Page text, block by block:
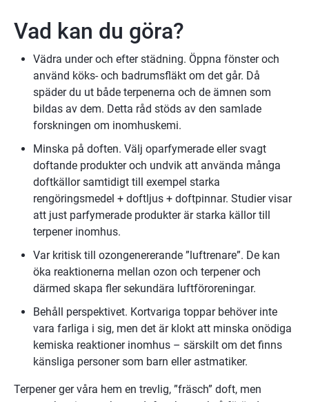
Vad kan du göra?
Vädra under och efter städning. Öppna fönster och
använd köks- och badrumsfläkt om det går. Då
späder du ut både terpenerna och de ämnen som
bildas av dem. Detta råd stöds av den samlade
forskningen om inomhuskemi.
Minska på doften. Välj oparfymerade eller svagt
doftande produkter och undvik att använda många
doftkällor samtidigt till exempel starka
rengöringsmedel + doftljus + doftpinnar. Studier visar
att just parfymerade produkter är starka källor till
terpener inomhus.
Var kritisk till ozongenererande ”luftrenare”. De kan
öka reaktionerna mellan ozon och terpener och
därmed skapa fler sekundära luftföroreningar.
Behåll perspektivet. Kortvariga toppar behöver inte
vara farliga i sig, men det är klokt att minska onödiga
kemiska reaktioner inomhus – särskilt om det finns
känsliga personer som barn eller astmatiker.
Terpener ger våra hem en trevlig, ”fräsch” doft, men